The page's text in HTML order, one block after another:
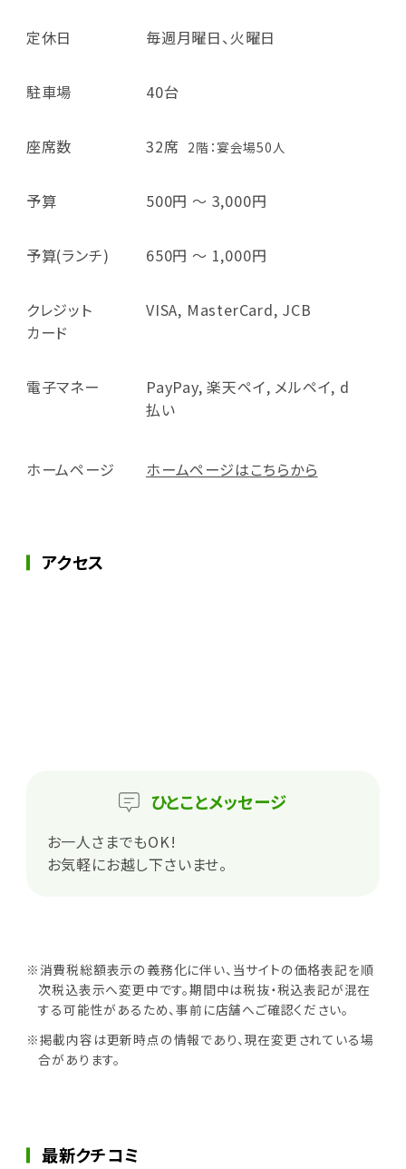
定休日 毎週月曜日、火曜日
駐車場 40台
座席数 32席 2階：宴会場50人
予算 500円 ～ 3,000円
予算(ランチ) 650円 ～ 1,000円
クレジット
カード
VISA, MasterCard, JCB
電子マネー
PayPay, 楽天ペイ, メルペイ, d
払い
ホームページ ホームページはこちらから
アクセス
ひとことメッセージ
お一人さまでもOK!
お気軽にお越し下さいませ。
※消費税総額表示の義務化に伴い、当サイトの価格表記を順
次税込表示へ変更中です。期間中は税抜・税込表記が混在
する可能性があるため、事前に店舗へご確認ください。
※掲載内容は更新時点の情報であり、現在変更されている場
合があります。
最新クチコミ